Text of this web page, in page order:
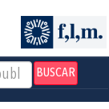
BUSCAR